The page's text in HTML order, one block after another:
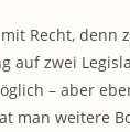
Recht,
auf zwei
– aber
man weitere